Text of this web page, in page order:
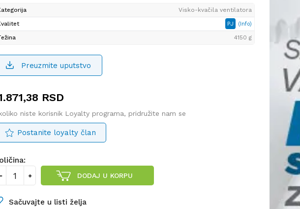
Visko-kvačila ventilatora
PJ (Info)
4150 g
Preuzmite uputstvo
RSD
niste korisnik Loyalty programa, pridružite nam se
Postanite loyalty član
DODAJ U KORPU
Sačuvajte u listi želja